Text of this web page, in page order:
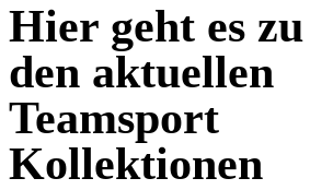
Hier geht es zu
den aktuellen
Teamsport
Kollektionen